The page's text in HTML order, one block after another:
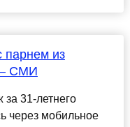
парнем из
– СМИ
31-летнего
через мобильное